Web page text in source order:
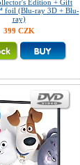
Edition + Gift
foil (Blu-ray 3D + Blu-
ray)
399 CZK